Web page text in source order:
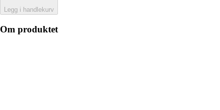
Legg i handlekurv
Om produktet